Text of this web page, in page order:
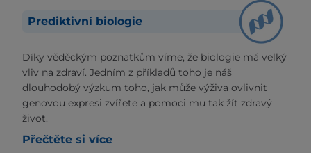
Prediktivní biologie
Díky věděckým poznatkům víme, že biologie má velký
vliv na zdraví. Jedním z příkladů toho je náš
dlouhodobý výzkum toho, jak může výživa ovlivnit
genovou expresi zvířete a pomoci mu tak žít zdravý
život.
Přečtěte si více